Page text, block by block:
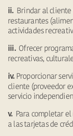
ii. Brindar al
restaurantes
actividades
iii. Ofrecer
recreativas,
iv. Proporcionar
cliente (proveedor
servicio
v. Para completar
a las tarjetas de